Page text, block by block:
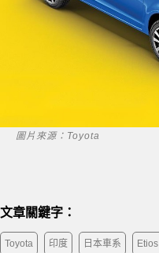
圖片來源：Toyota
文章關鍵字：
Toyota 印度 日本車系 Etios